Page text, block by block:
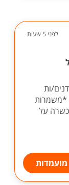
לפני 5 שעות
ות
*משמרות
על